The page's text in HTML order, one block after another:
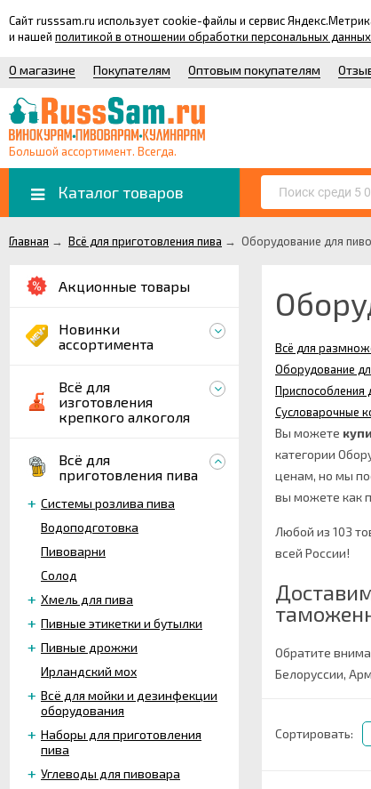
Сайт russsam.ru использует cookie-файлы и сервис
и нашей политикой в отношении обработки персональных данных
О магазине Покупателям Оптовым покупателям
Большой ассортимент. Всегда.
Каталог товаров
Главная → Всё для приготовления пива → Оборудование для
Акционные товары
Новинки
ассортимента
Всё для
изготовления
крепкого алкоголя
Всё для
приготовления пива
Системы розлива пива
Водоподготовка
Пивоварни
Солод
Хмель для пива
Пивные этикетки и бутылки
Пивные дрожжи
Ирландский мох
Всё для мойки и дезинфекции
оборудования
Наборы для приготовления
пива
Углеводы для пивовара
Всё для
Оборудование
Приспособления
Сусловарочные
Вы можете
категории
ценам, но мы
вы можете как
Любой из 103
всей России!
Обратите
Белоруссии,
Сортировать: